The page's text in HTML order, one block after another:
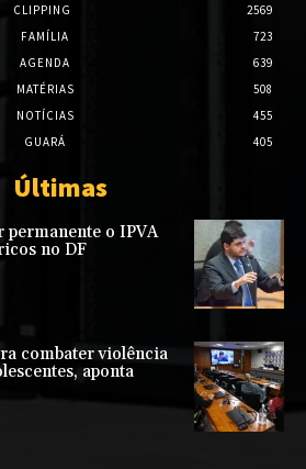
CLIPPING
2569
FAMÍLIA
723
AGENDA
639
MATÉRIAS
508
NOTÍCIAS
455
GUARÁ
405
Últimas
permanente o IPVA
no DF
combater violência
aponta